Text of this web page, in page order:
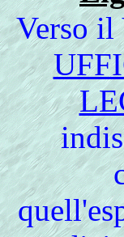
Versoil